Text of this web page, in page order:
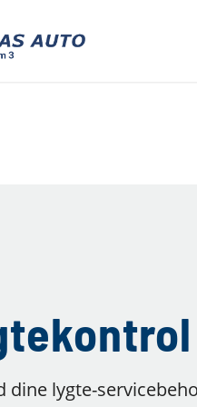
dine lygte-